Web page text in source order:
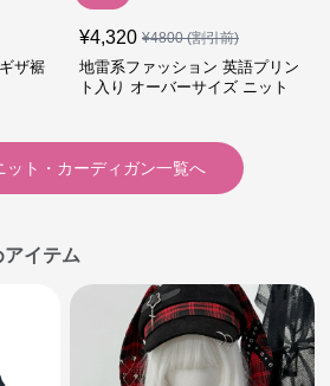
ザ裾
¥4,320 ¥4800(割引前)
地雷系ファッション 英語プリン
ト入り オーバーサイズ ニット
ット・カーディガン一覧へ
イテム